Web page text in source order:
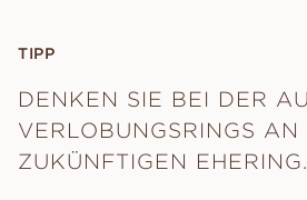
TIPP
DENKEN SIE BEI DER
VERLOBUNGSRINGS AN
ZUKÜNFTIGEN EHERING.